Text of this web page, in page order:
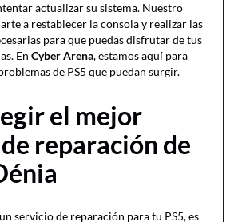
actualizar su sistema. Nuestro
a restablecer la consola y realizar las
para que puedas disfrutar de tus
En Cyber Arena, estamos aquí para
de PS5 que puedan surgir.
el mejor
reparación de
servicio de reparación para tu PS5, es